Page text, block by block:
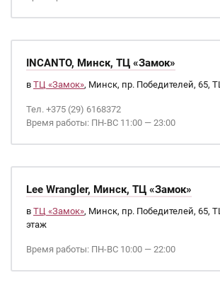
INCANTO, Минск, ТЦ «Замок»
в ТЦ «Замок», Минск, пр. Победителей, 65,
Тел. +375 (29) 6168372
Время работы: ПН-ВС 11:00 — 23:00
Lee Wrangler, Минск, ТЦ «Замок»
в ТЦ «Замок», Минск, пр. Победителей, 65,
этаж
Время работы: ПН-ВС 10:00 — 22:00